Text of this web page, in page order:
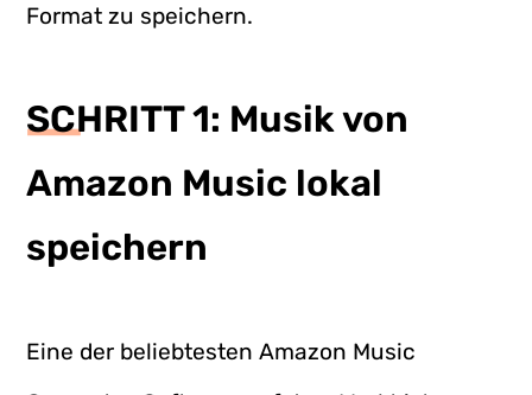
Format zu speichern.
SCHRITT 1: Musik von
Amazon Music lokal
speichern
Eine der beliebtesten Amazon Music